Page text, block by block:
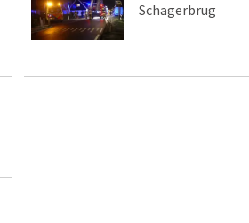
Schagerbrug